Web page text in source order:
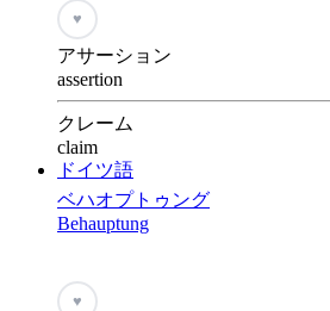
♥
アサーション
assertion
クレーム
claim
ドイツ語
ベハオプトゥング
Behauptung
♥